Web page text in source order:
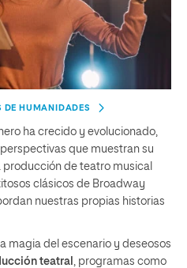
DE HUMANIDADES
ha crecido y evolucionado,
que muestran su
de teatro musical
clásicos de Broadway
nuestras propias historias
magia del escenario y deseosos
teatral
, programas como